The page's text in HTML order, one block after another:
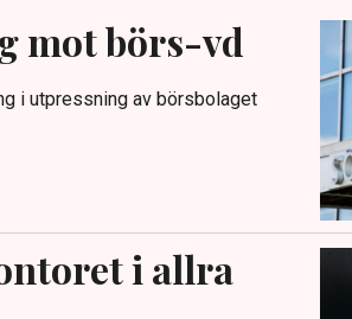
mot börs-vd
i utpressning av börsbolaget
i allra